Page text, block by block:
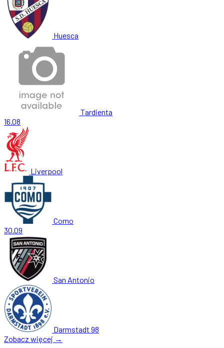
Huesca
Tardienta
16.08
Liverpool
Como
30.09
San Antonio
Darmstadt 98
Zobacz więcej →